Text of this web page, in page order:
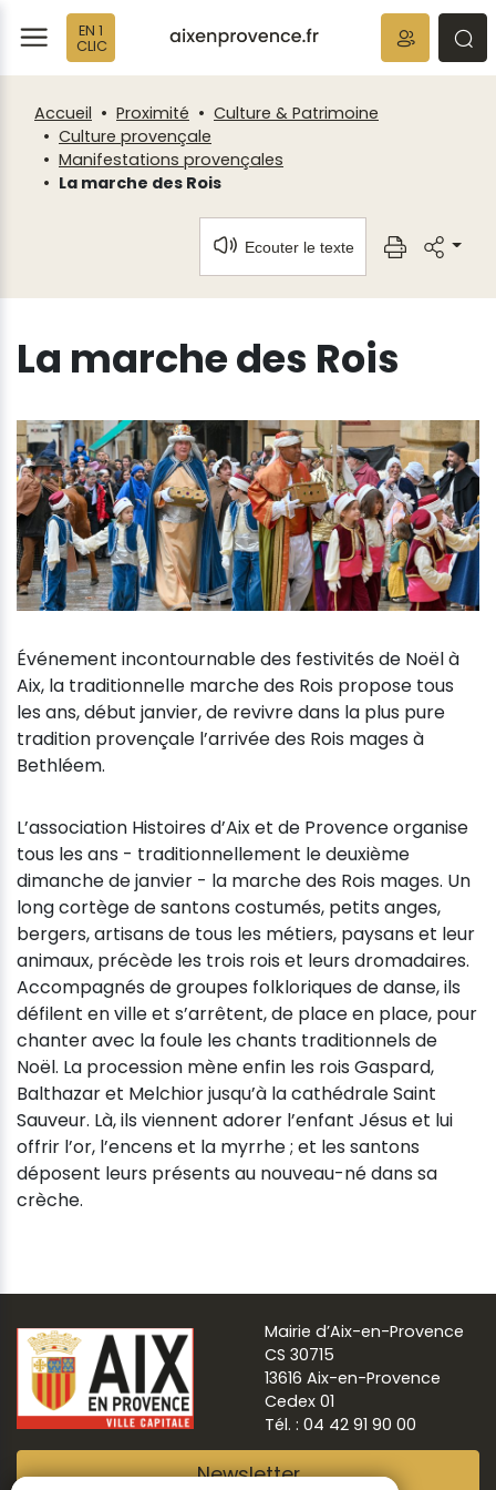
EN 1
CLIC
Accueil Proximité
Culture & Patrimoine
Culture provençale
Manifestations provençales
La marche des Rois
Ecouter le texte
La marche des Rois
Événement incontournable des festivités de Noël à
Aix, la traditionnelle marche des Rois propose tous
les ans, début janvier, de revivre dans la plus pure
tradition provençale l’arrivée des Rois mages à
Bethléem.
L’association Histoires d’Aix et de Provence organise
tous les ans - traditionnellement le deuxième
dimanche de janvier - la marche des Rois mages. Un
long cortège de santons costumés, petits anges,
bergers, artisans de tous les métiers, paysans et leur
animaux, précède les trois rois et leurs dromadaires.
Accompagnés de groupes folkloriques de danse, ils
défilent en ville et s’arrêtent, de place en place, pour
chanter avec la foule les chants traditionnels de
Noël. La procession mène enfin les rois Gaspard,
Balthazar et Melchior jusqu’à la cathédrale Saint
Sauveur. Là, ils viennent adorer l’enfant Jésus et lui
offrir l’or, l’encens et la myrrhe ; et les santons
déposent leurs présents au nouveau-né dans sa
crèche.
Mairie d’Aix-en-Provence
CS 30715
13616 Aix-en-Provence
Cedex 01
Tél. : 04 42 91 90 00
Newsletter
Panneau de gestion des cookies